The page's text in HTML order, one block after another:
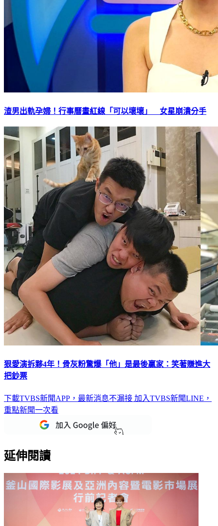
渣男出軌孕婦！行事曆畫紅線「可以壞壞」 女星崩潰分手
狠愛演拆夥4年！骨灰粉驚爆「他」是最後贏家：笑著賺進大
把鈔票
下載TVBS新聞APP，最新消息不漏接 加入TVBS新聞LINE，
重點新聞一次看
延伸閱讀